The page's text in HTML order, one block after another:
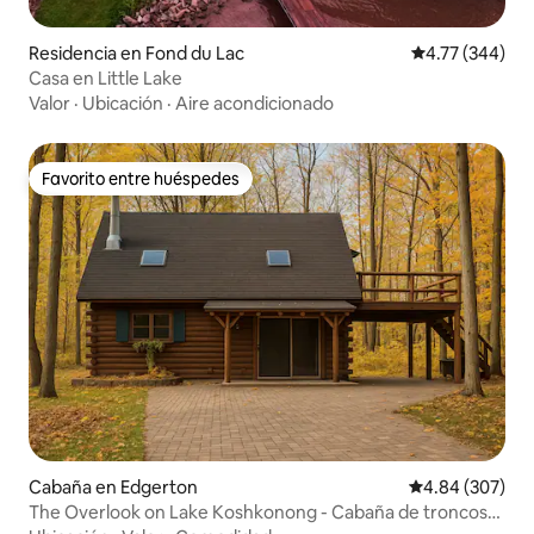
Residencia en Fond du Lac Calificación
4.77 (344)
Casa en Little Lake
Valor · Ubicación · Aire acondicionado
Favorito entre huéspedes
Favorito entre huéspedes
Cabaña en Edgerton Calificación
4.84 (307)
The Overlook on Lake Koshkonong - Cabaña de troncos